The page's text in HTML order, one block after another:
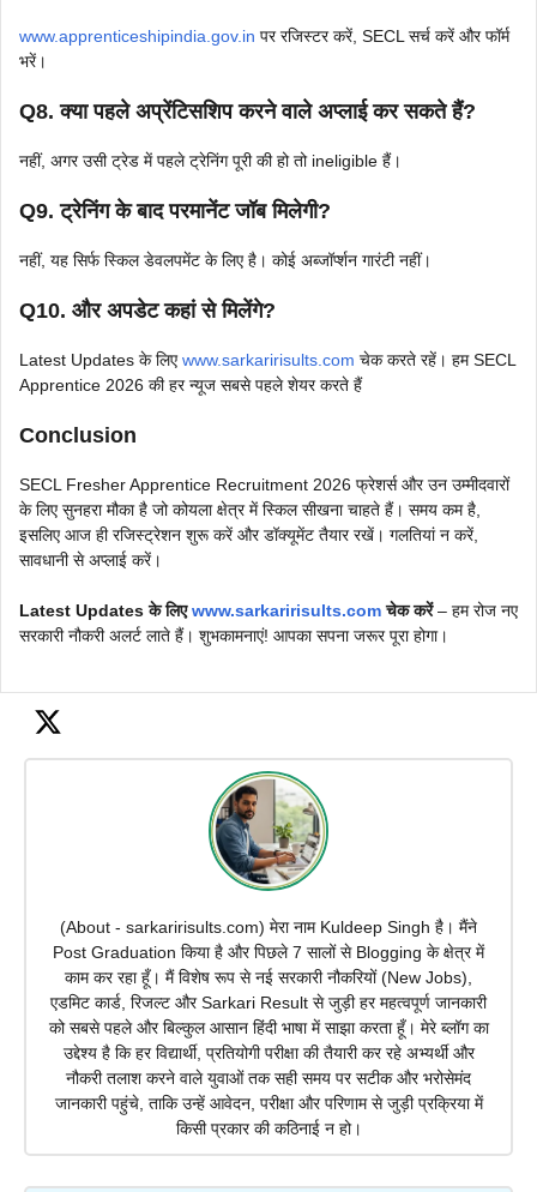
www.apprenticeshipindia.gov.in पर रजिस्टर करें, SECL सर्च करें और फॉर्म
भरें।
Q8. क्या पहले अप्रेंटिसशिप करने वाले अप्लाई कर सकते हैं?
नहीं, अगर उसी ट्रेड में पहले ट्रेनिंग पूरी की हो तो ineligible हैं।
Q9. ट्रेनिंग के बाद परमानेंट जॉब मिलेगी?
नहीं, यह सिर्फ स्किल डेवलपमेंट के लिए है। कोई अब्जॉर्प्शन गारंटी नहीं।
Q10. और अपडेट कहां से मिलेंगे?
Latest Updates के लिएwww.sarkaririsults.com चेक करते रहें। हम SECL
Apprentice 2026 की हर न्यूज सबसे पहले शेयर करते हैं
Conclusion
SECL Fresher Apprentice Recruitment 2026 फ्रेशर्स और उन उम्मीदवारों
के लिए सुनहरा मौका है जो कोयला क्षेत्र में स्किल सीखना चाहते हैं। समय कम है,
इसलिए आज ही रजिस्ट्रेशन शुरू करें और डॉक्यूमेंट तैयार रखें। गलतियां न करें,
सावधानी से अप्लाई करें।
Latest Updates के लिएwww.sarkaririsults.comचेक करें– हम रोज नए
सरकारी नौकरी अलर्ट लाते हैं। शुभकामनाएं! आपका सपना जरूर पूरा होगा।
(About - sarkaririsults.com) मेरा नाम Kuldeep Singh है। मैंने
Post Graduation किया है और पिछले 7 सालों से Blogging के क्षेत्र में
काम कर रहा हूँ। मैं विशेष रूप से नई सरकारी नौकरियों (New Jobs),
एडमिट कार्ड, रिजल्ट और Sarkari Result से जुड़ी हर महत्वपूर्ण जानकारी
को सबसे पहले और बिल्कुल आसान हिंदी भाषा में साझा करता हूँ। मेरे ब्लॉग का
उद्देश्य है कि हर विद्यार्थी, प्रतियोगी परीक्षा की तैयारी कर रहे अभ्यर्थी और
नौकरी तलाश करने वाले युवाओं तक सही समय पर सटीक और भरोसेमंद
जानकारी पहुंचे, ताकि उन्हें आवेदन, परीक्षा और परिणाम से जुड़ी प्रक्रिया में
किसी प्रकार की कठिनाई न हो।